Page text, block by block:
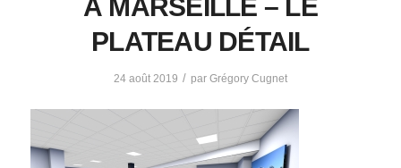
À MARSEILLE – LE
PLATEAU DÉTAIL
24 août 2019 / par Grégory Cugnet